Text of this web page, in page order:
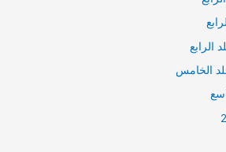
الرابع
الخامس